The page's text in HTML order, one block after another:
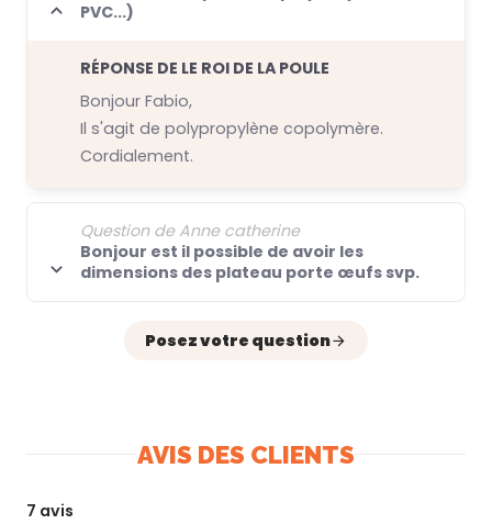
PVC...)
RÉPONSE DE LE ROI DE LA POULE
Bonjour Fabio,
Il s'agit de polypropylène copolymère.
Cordialement.
Question de Anne catherine
Bonjour est il possible de avoir les
dimensions des plateau porte œufs svp.
Posez votre question
AVIS DES CLIENTS
7 avis